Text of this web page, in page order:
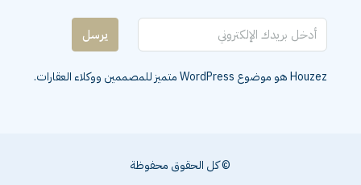
يرسل
Houzez هو موضوع WordPress متميز للمصممين ووكلاء العقارات.
© كل الحقوق محفوظة